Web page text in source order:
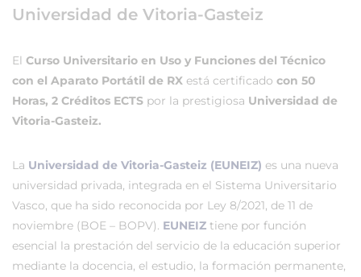
Universidad de Vitoria-Gasteiz
El Curso Universitario en Uso y Funciones del Técnico
con el Aparato Portátil de RX está certificado con 50
Horas, 2 Créditos ECTS por la prestigiosa Universidad de
Vitoria-Gasteiz.
La Universidad de Vitoria-Gasteiz (EUNEIZ) es una nueva
universidad privada, integrada en el Sistema Universitario
Vasco, que ha sido reconocida por Ley 8/2021, de 11 de
noviembre (BOE – BOPV). EUNEIZ tiene por función
esencial la prestación del servicio de la educación superior
mediante la docencia, el estudio, la formación permanente,